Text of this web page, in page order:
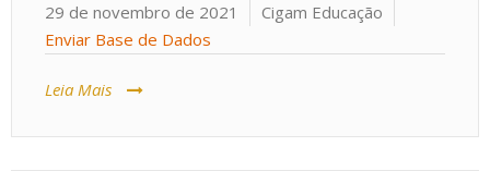
29 de novembro de 2021
Cigam Educação
Enviar Base de Dados
Leia Mais